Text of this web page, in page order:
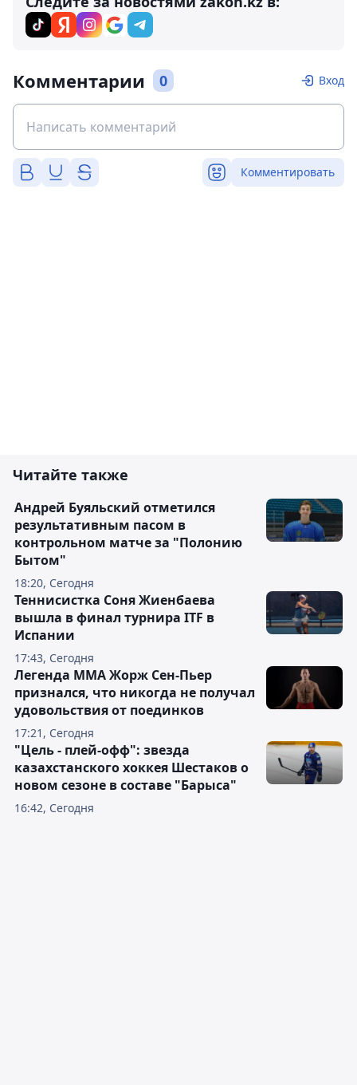
Комментарии 0 Вход
Комментировать
Читайте также
18:20, Сегодня
Андрей Буяльский отметился
результативным пасом в
контрольном матче за "Полонию
Бытом"
17:43, Сегодня
Теннисистка Соня Жиенбаева
вышла в финал турнира ITF в
Испании
17:21, Сегодня
Легенда ММА Жорж Сен-Пьер
признался, что никогда не получал
удовольствия от поединков
16:42, Сегодня
"Цель - плей-офф": звезда
казахстанского хоккея Шестаков о
новом сезоне в составе "Барыса"